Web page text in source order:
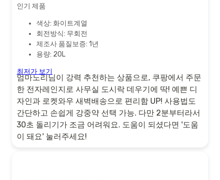
인기 제품
색상: 화이트계열
회전방식: 무회전
제조사 품질보증: 1년
용량: 20L
최저가 보기
엄마노리님이 강력 추천하는 상품으로, 쿠팡에서 주문
한 전자레인지로 사무실 도시락 데우기에 딱! 예쁜 디
자인과 로켓와우 새벽배송으로 편리함 UP! 사용법도
간단하고 손쉽게 강중약 선택 가능. 다만 2분부터라서
30초 돌리기가 조금 어려워요. 도움이 되셨다면 '도움
이 돼요' 눌러주세요!